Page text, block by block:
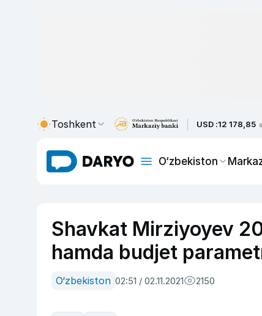
Toshkent USD :12 178,85
O‘zbekiston
Shavkat Mirziyoyev
hamda budjet
O‘zbekiston 02:51 / 02.11.2021 2150